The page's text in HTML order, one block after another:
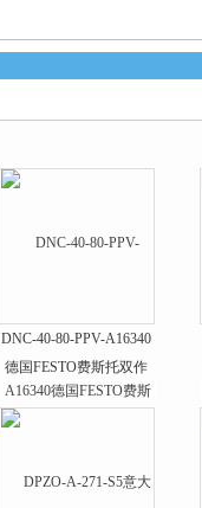
DNC-40-80-PPV-A16340
德国FESTO费斯托双作
用气缸现供